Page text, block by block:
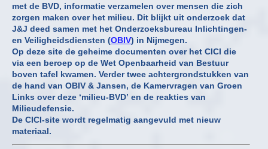
met de BVD, informatie verzamelen over mensen die zich
zorgen maken over het milieu. Dit blijkt uit onderzoek dat
J&J deed samen met het Onderzoeksbureau Inlichtingen-
en Veiligheidsdiensten (OBIV) in Nijmegen.
Op deze site de geheime documenten over het CICI die
via een beroep op de Wet Openbaarheid van Bestuur
boven tafel kwamen. Verder twee achtergrondstukken van
de hand van OBIV & Jansen, de Kamervragen van Groen
Links over deze ‘milieu-BVD’ en de reakties van
Milieudefensie.
De CICI-site wordt regelmatig aangevuld met nieuw
materiaal.